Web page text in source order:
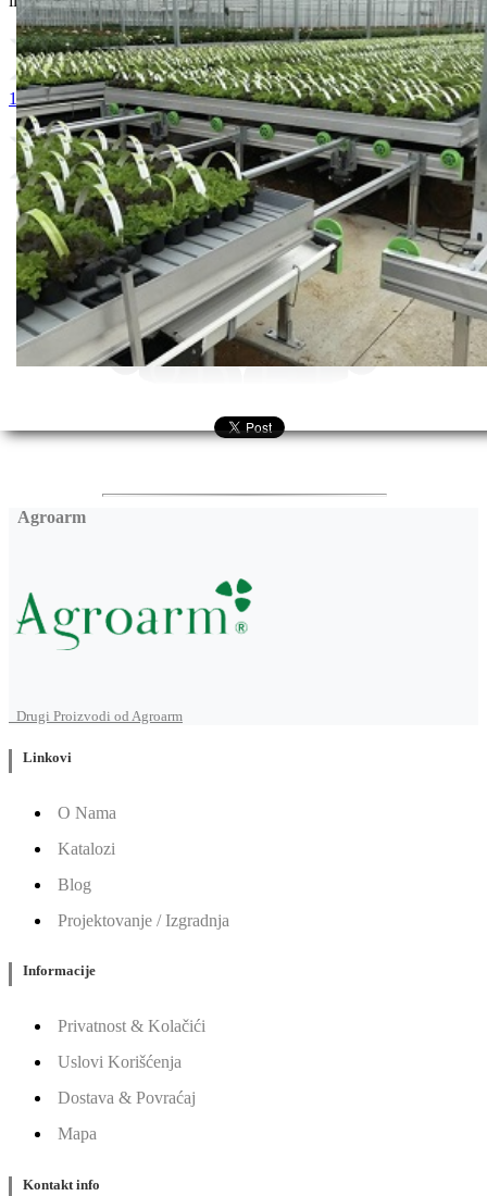
1. BOSTON 480 SL 2. Lentagran
Agroarm
Drugi Proizvodi od Agroarm
Linkovi
O Nama
Katalozi
Blog
Projektovanje / Izgradnja
Informacije
Privatnost & Kolačići
Uslovi Korišćenja
Dostava & Povraćaj
Mapa
Kontakt info